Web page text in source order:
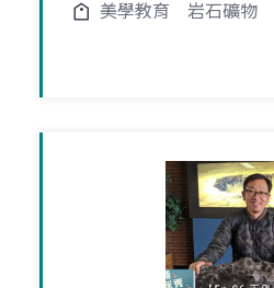
美學教育 岩石礦物